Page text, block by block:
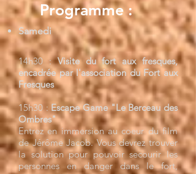
Programme :
Samedi
14h30 :Visite du fort aux fresques,
encadrée par l'association du Fort aux
Fresques
15h30 : Escape Game "Le Berceau des
Ombres"
Entrez en immersion au coeur du film
de Jérôme Jacob. Vous devrez trouver
la solution pour pouvoir secourir les
personnes en danger dans le fort,